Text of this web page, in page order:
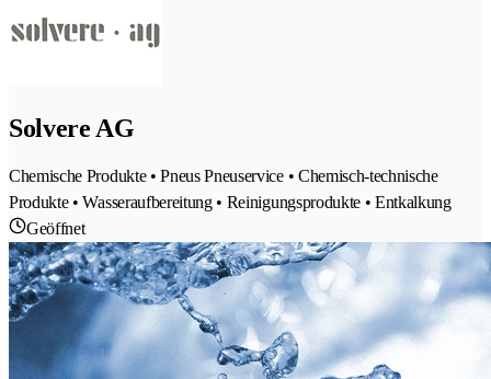
Solvere AG
Chemische Produkte • Pneus Pneuservice • Chemisch-technische
Produkte • Wasseraufbereitung • Reinigungsprodukte • Entkalkung
Geöffnet